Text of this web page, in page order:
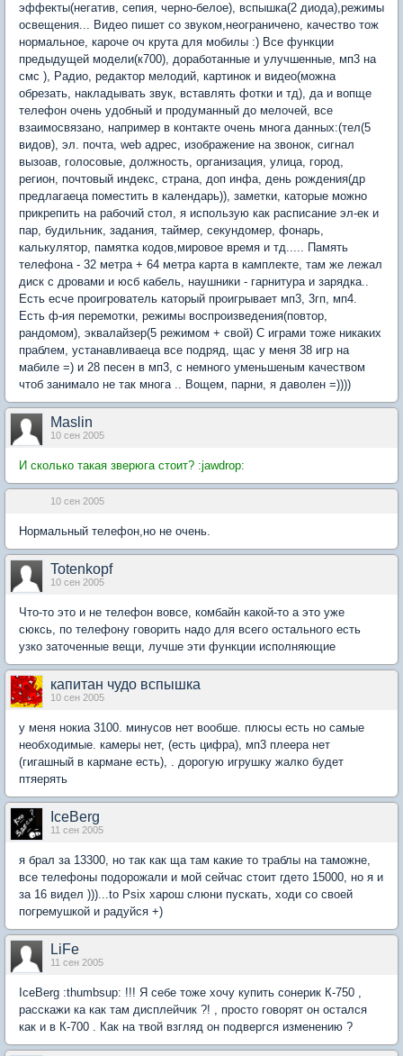
эффекты(негатив, сепия, черно-белое), вспышка(2 диода),режимы
освещения... Видео пишет со звуком,неограничено, качество тож
нормальное, кароче оч крута для мобилы :) Все функции
предыдущей модели(к700), доработанные и улучшенные, мп3 на
смс ), Радио, редактор мелодий, картинок и видео(можна
обрезать, накладывать звук, вставлять фотки и тд), да и вопще
телефон очень удобный и продуманный до мелочей, все
взаимосвязано, например в контакте очень многа данных:(тел(5
видов), эл. почта, web адрес, изображение на звонок, сигнал
вызоав, голосовые, должность, организация, улица, город,
регион, почтовый индекс, страна, доп инфа, день рождения(др
предлагаеца поместить в календарь)), заметки, каторые можно
прикрепить на рабочий стол, я использую как расписание эл-ек и
пар, будильник, задания, таймер, секундомер, фонарь,
калькулятор, памятка кодов,мировое время и тд..... Память
телефона - 32 метра + 64 метра карта в камплекте, там же лежал
диск с дровами и юсб кабель, наушники - гарнитура и зарядка..
Есть есче проигрователь каторый проигрывает мп3, 3гп, мп4.
Есть ф-ия перемотки, режимы воспроизведения(повтор,
рандомом), эквалайзер(5 режимом + свой) С играми тоже никаких
праблем, устанавливаеца все подряд, щас у меня 38 игр на
мабиле =) и 28 песен в мп3, с немного уменьшеным качеством
чтоб занимало не так многа .. Вощем, парни, я даволен =))))
Maslin
10 сен 2005
И сколько такая зверюга стоит? :jawdrop:
10 сен 2005
Нормальный телефон,но не очень.
Totenkopf
10 сен 2005
Что-то это и не телефон вовсе, комбайн какой-то а это уже
сюксь, по телефону говорить надо для всего остального есть
узко заточенные вещи, лучше эти функции исполняющие
капитан чудо вспышка
10 сен 2005
у меня нокиа 3100. минусов нет вообше. плюсы есть но самые
необходимые. камеры нет, (есть цифра), мп3 плеера нет
(гигашный в кармане есть), . дорогую игрушку жалко будет
птяерять
IceBerg
11 сен 2005
я брал за 13300, но так как ща там какие то траблы на таможне,
все телефоны подорожали и мой сейчас стоит гдето 15000, но я и
за 16 видел )))...to Psix харош слюни пускать, ходи со своей
погремушкой и радуйся +)
LiFe
11 сен 2005
IceBerg :thumbsup: !!! Я себе тоже хочу купить сонерик К-750 ,
расскажи ка как там дисплейчик ?! , просто говорят он остался
как и в К-700 . Как на твой взгляд он подвергся изменению ?